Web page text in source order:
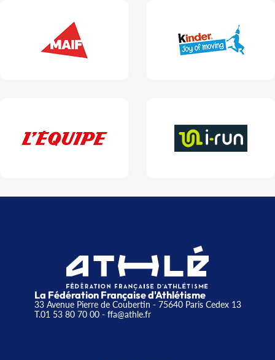
La Fédération Française d'Athlétisme
33 Avenue Pierre de Coubertin - 75640 Paris Cedex 13
T.01 53 80 70 00- ffa@athle.fr